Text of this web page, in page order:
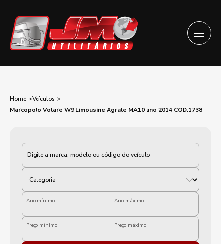
Home
Veículos
Marcopolo Volare W9 Limousine Agrale MA10 ano 2014 COD.1738
Categoria
Ano mínimo Ano máximo
Preço mínimo Preço máximo